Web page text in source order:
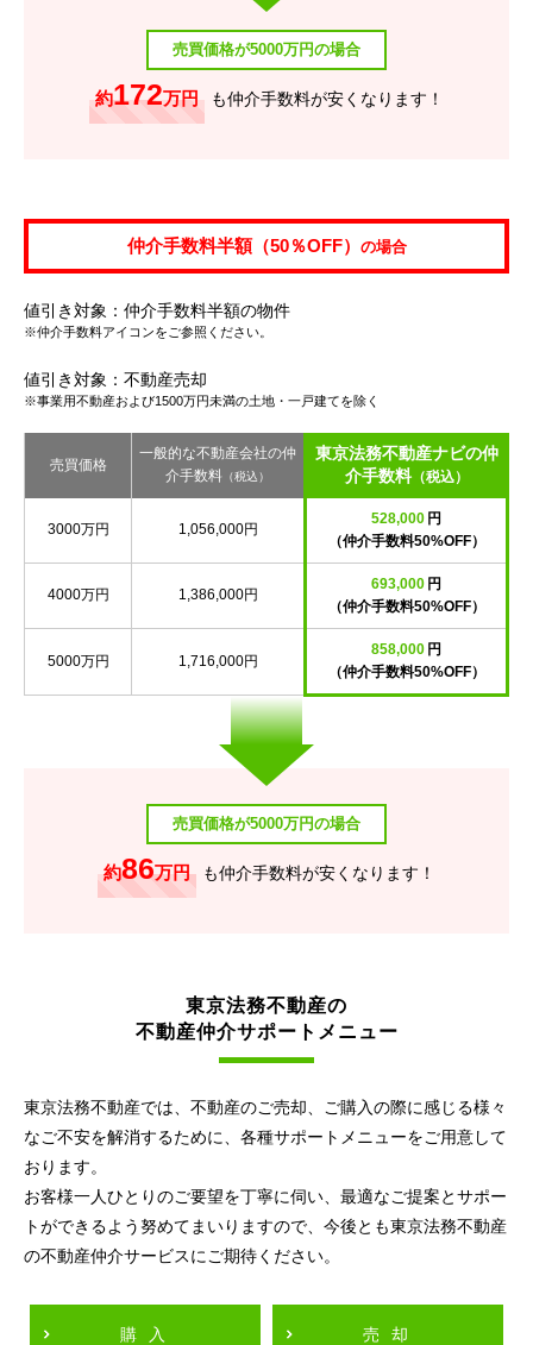
売買価格が5000万円の場合
約172万円 も仲介手数料が安くなります！
仲介手数料半額（50％OFF） の場合
値引き対象：仲介手数料半額の物件
※仲介手数料アイコンをご参照ください。
値引き対象：不動産売却
※事業用不動産および1500万円未満の土地・一戸建てを除く
売買価格
一般的な不動産会社の仲
介手数料 （税込）
東京法務不動産ナビの仲
介手数料（税込）
3000万円 1,056,000円
528,000 円
（仲介手数料50%OFF）
4000万円 1,386,000円
693,000 円
（仲介手数料50%OFF）
5000万円 1,716,000円
858,000 円
（仲介手数料50%OFF）
売買価格が5000万円の場合
約86万円 も仲介手数料が安くなります！
東京法務不動産の
不動産仲介サポートメニュー
東京法務不動産では、不動産のご売却、ご購入の際に感じる様々
なご不安を解消するために、各種サポートメニューをご用意して
おります。
お客様一人ひとりのご要望を丁寧に伺い、最適なご提案とサポー
トができるよう努めてまいりますので、今後とも東京法務不動産
の不動産仲介サービスにご期待ください。
購入 売却